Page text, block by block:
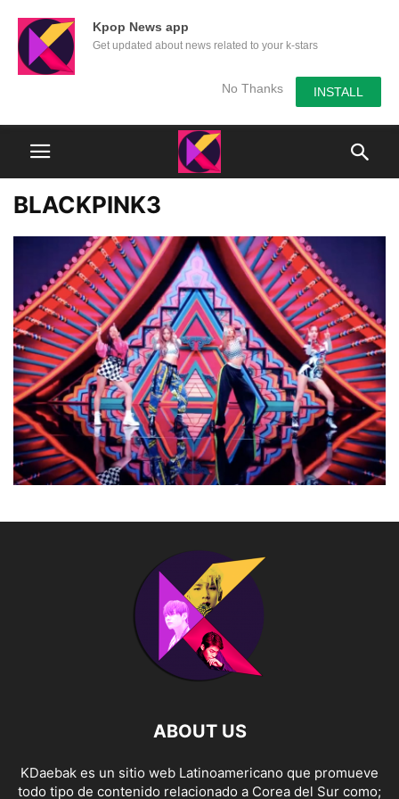
Kpop News app
Get updated about news related to your k-stars
No Thanks INSTALL
BLACKPINK3
ABOUT US
KDaebak es un sitio web Latinoamericano que promueve
todo tipo de contenido relacionado a Corea del Sur como;